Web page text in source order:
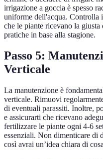
irrigazione a goccia è spesso
uniforme dell'acqua. Controlla
che le piante ricevano la giusta
pratiche in base alla stagione.
Passo 5:
Verticale
La manutenzione è
verticale. Rimuovi
di eventuali parassiti. Inoltre,
e assicurarti che ricevano
fertilizzare le piante ogni 4-6
essenziali. Non dimenticare di
così avrai un’idea chiara di